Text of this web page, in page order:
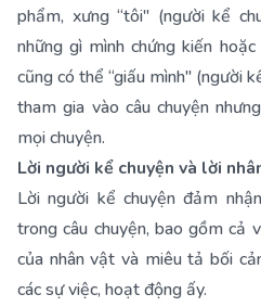
phẩm, xưng “tôi" (người kể
những gì mình chứng kiến
cũng có thể “giấu mình" (người
tham gia vào câu chuyện
mọi chuyện.
Lời người kể chuyện và lời
Lời người kể chuyện đảm
trong câu chuyện, bao gồm cả
của nhân vật và miêu tả bối
các sự việc, hoạt động ấy.